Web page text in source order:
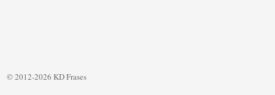
© 2012-2026 KD Frases